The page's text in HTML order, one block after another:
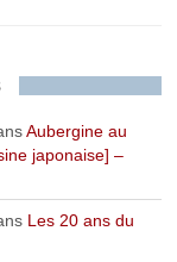
Aubergine au
japonaise] –
Les 20 ans du